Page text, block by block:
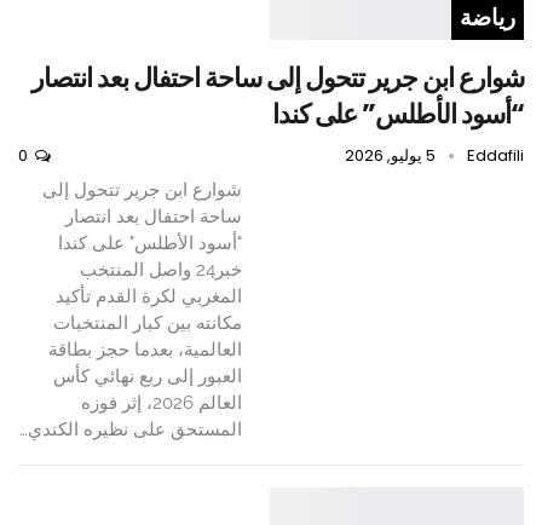
رياضة
شوارع ابن جرير تتحول إلى ساحة احتفال بعد انتصار
“أسود الأطلس” على كندا
Eddafili 5 يوليو, 2026
شوارع ابن جرير تتحول إلى
ساحة احتفال بعد انتصار
"أسود الأطلس" على كندا
خبر24 واصل المنتخب
المغربي لكرة القدم تأكيد
مكانته بين كبار المنتخبات
العالمية، بعدما حجز بطاقة
العبور إلى ربع نهائي كأس
العالم 2026، إثر فوزه
المستحق على نظيره الكندي…